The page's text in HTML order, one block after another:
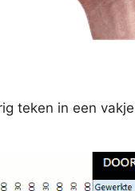
teken in een